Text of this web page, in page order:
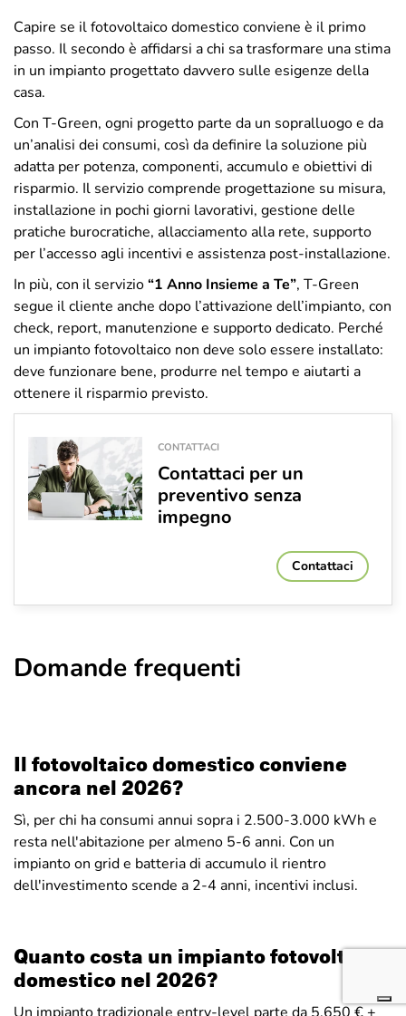
Capire se il fotovoltaico domestico conviene è il primo
passo. Il secondo è affidarsi a chi sa trasformare una stima
in un impianto progettato davvero sulle esigenze della
casa.
Con T-Green, ogni progetto parte da un sopralluogo e da
un’analisi dei consumi, così da definire la soluzione più
adatta per potenza, componenti, accumulo e obiettivi di
risparmio. Il servizio comprende progettazione su misura,
installazione in pochi giorni lavorativi, gestione delle
pratiche burocratiche, allacciamento alla rete, supporto
per l’accesso agli incentivi e assistenza post-installazione.
In più, con il servizio“1 Anno Insieme a Te”, T-Green
segue il cliente anche dopo l’attivazione dell’impianto, con
check, report, manutenzione e supporto dedicato. Perché
un impianto fotovoltaico non deve solo essere installato:
deve funzionare bene, produrre nel tempo e aiutarti a
ottenere il risparmio previsto.
CONTATTACI
Contattaci per un
preventivo senza
impegno
Contattaci
Domande frequenti
Il fotovoltaico domestico conviene
ancora nel 2026?
Sì, per chi ha consumi annui sopra i 2.500-3.000 kWh e
resta nell'abitazione per almeno 5-6 anni. Con un
impianto on grid e batteria di accumulo il rientro
dell'investimento scende a 2-4 anni, incentivi inclusi.
Quanto costa un impianto fotovoltaico
domestico nel 2026?